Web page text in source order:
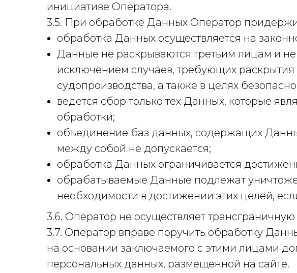
инициативе Оператора.
3.5. При обработке Данных Оператор
обработка Данных осуществляется на
Данные не раскрываются третьим лицам и
исключением случаев, требующих
судопроизводства, а также в целях
ведется сбор только тех Данных, которые
обработки;
объединение баз данных, содержащих
между собой не допускается;
обработка Данных ограничивается
обрабатываемые Данные подлежат
необходимости в достижении этих целей,
3.6. Оператор не осуществляет
3.7. Оператор вправе поручить обработку
на основании заключаемого с этими лицами
персональных данных, размещенной на сайте.